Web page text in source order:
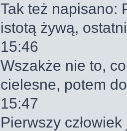
Tak też napisano:
istotą żywą,
15:46
Wszakże nie to,
cielesne, potem
15:47
Pierwszy